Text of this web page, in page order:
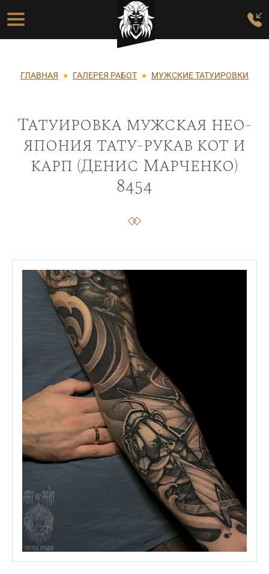
Перейти к основному содержанию
Основная навигация
Строка навигации
ГЛАВНАЯ ГАЛЕРЕЯ РАБОТ МУЖСКИЕ ТАТУИРОВКИ
Татуировка мужская нео-
япония тату-рукав кот и
карп (Денис Марченко)
8454